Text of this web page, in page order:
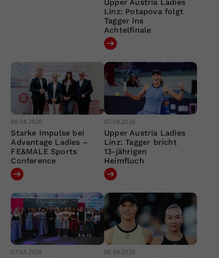
Upper Austria Ladies
Linz: Potapova folgt
Tagger ins
Achtelfinale
08.04.2026
Starke Impulse bei
Advantage Ladies –
FE&MALE Sports
Conference
07.04.2026
Upper Austria Ladies
Linz: Tagger bricht
13-jährigen
Heimfluch
07.04.2026 06.04.2026